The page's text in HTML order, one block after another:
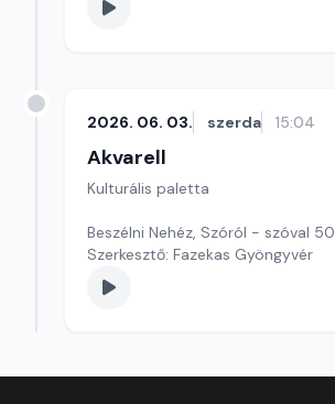
2026. 06. 03. szerda 15:04
Akvarell
Kulturális paletta
Beszélni Nehéz, Szóról - szóval 50
Szerkesztő: Fazekas Gyöngyvér